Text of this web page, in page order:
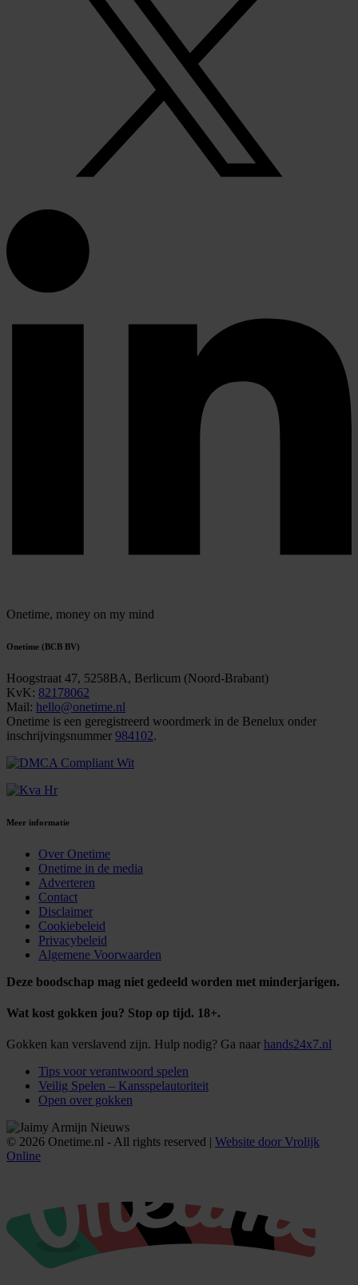
Onetime, money on my mind
Onetime (BCB BV)
Hoogstraat 47, 5258BA, Berlicum (Noord-Brabant)
KvK: 82178062
Mail: hello@onetime.nl
Onetime is een geregistreerd woordmerk in de Benelux onder
inschrijvingsnummer 984102.
Meer informatie
Over Onetime
Onetime in de media
Adverteren
Contact
Disclaimer
Cookiebeleid
Privacybeleid
Algemene Voorwaarden
Deze boodschap mag niet gedeeld worden met minderjarigen.
Wat kost gokken jou? Stop op tijd. 18+.
Gokken kan verslavend zijn. Hulp nodig? Ga naar hands24x7.nl
Tips voor verantwoord spelen
Veilig Spelen – Kansspelautoriteit
Open over gokken
© 2026 Onetime.nl - All rights reserved | Website door Vrolijk
Online